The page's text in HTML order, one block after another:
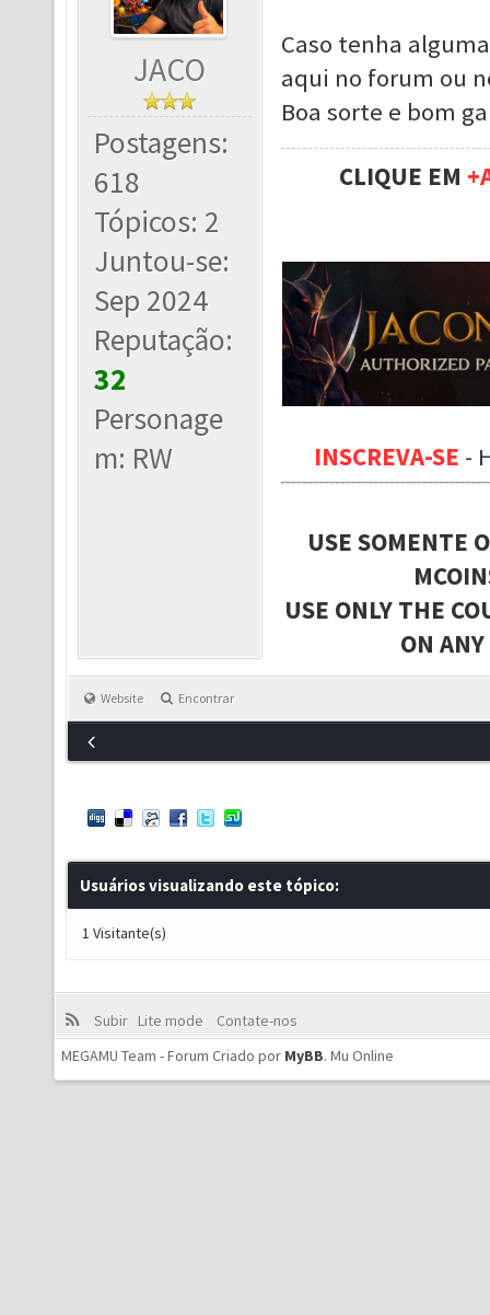
JACO
Postagens:
618
Tópicos: 2
Juntou-se:
Sep 2024
Reputação:
32
Personage
m: RW
Caso tenha
aqui no forum ou
Boa sorte e bom
CLIQUE EM
INSCREVA-SE -
USE SOMENTE
USE ONLY THE
ON
Website Encontrar
Usuários visualizando este tópico:
1 Visitante(s)
Subir Lite mode
Contate-nos
MEGAMU Team - Forum Criado por MyBB. Mu Online